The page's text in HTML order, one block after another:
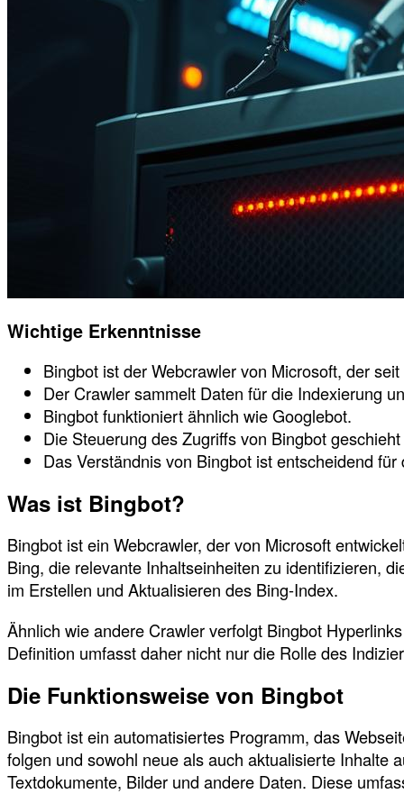
Wichtige Erkenntnisse
Bingbot ist der Webcrawler von Microsoft, der
Der Crawler sammelt Daten für die Indexierung
Bingbot funktioniert ähnlich wie Googlebot.
Die Steuerung des Zugriffs von Bingbot
Das Verständnis von Bingbot ist entscheidend
Was ist Bingbot?
Bingbot ist ein Webcrawler, der von Microsoft
Bing, die relevante Inhaltseinheiten zu identifizieren,
im Erstellen und Aktualisieren des Bing-Index.
Ähnlich wie andere Crawler verfolgt Bingbot
Definition umfasst daher nicht nur die Rolle des
Die Funktionsweise von Bingbot
Bingbot ist ein automatisiertes Programm, das
folgen und sowohl neue als auch aktualisierte Inhalte
Textdokumente, Bilder und andere Daten. Diese